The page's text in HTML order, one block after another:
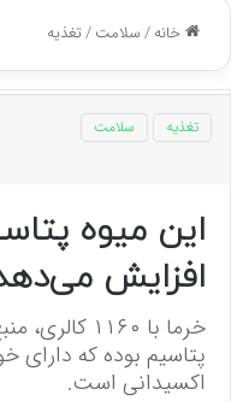
خانه/سلامت/تغذیه
تغذیه سلامت
افزایش
خرما با
پتاسیم بوده که دارای
اکسیدانی است.